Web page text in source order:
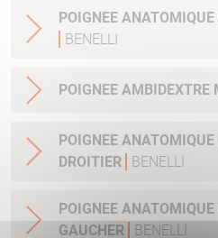
POIGNEE
BENELLI
POIGNEE
POIGNEE
DROITIER
BENELLI
POIGNEE
GAUCHER
BENELLI